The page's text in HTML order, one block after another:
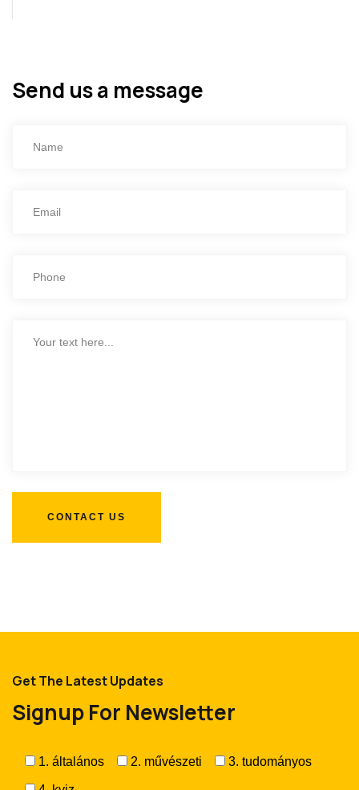
Send us a message
Get The Latest Updates
Signup For Newsletter
1. általános 2. művészeti 3. tudományos